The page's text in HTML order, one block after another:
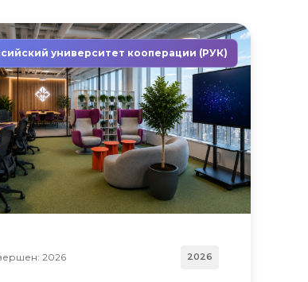
университет кооперации (РУК)
2026 2026